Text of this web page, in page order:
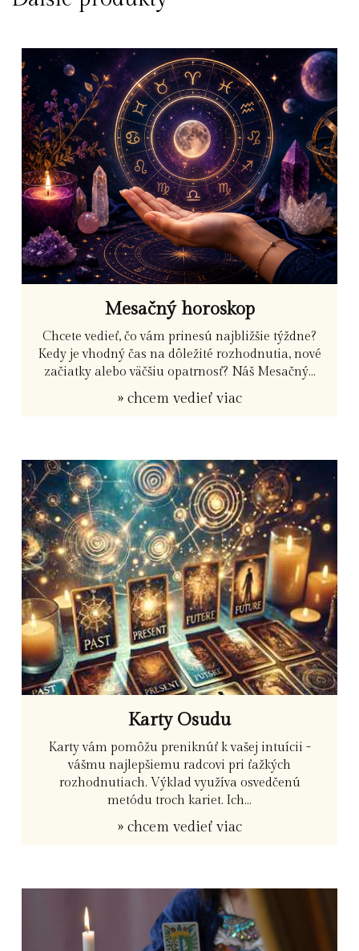
Mesačný horoskop
Chcete vedieť, čo vám prinesú najbližšie týždne?
Kedy je vhodný čas na dôležité rozhodnutia, nové
začiatky alebo väčšiu opatrnosť? Náš Mesačný...
» chcem vedieť viac
Karty Osudu
Karty vám pomôžu preniknúť k vašej intuícii -
vášmu najlepšiemu radcovi pri ťažkých
rozhodnutiach. Výklad využíva osvedčenú
metódu troch kariet. Ich...
» chcem vedieť viac